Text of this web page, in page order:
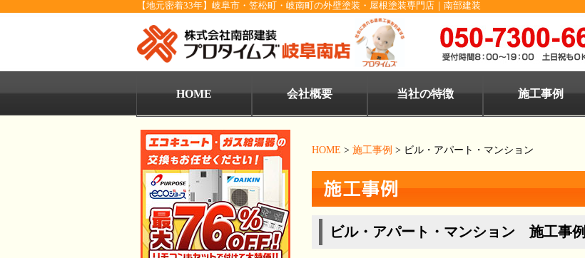
【地元密着33年】岐阜市・笠松町・岐南町の外壁塗装・屋根塗装専門店｜南部建装
HOME 会社概要 当社の特徴 施工事例
HOME > 施工事例 > ビル・アパート・マンション
ビル・アパート・マンション 施工事例